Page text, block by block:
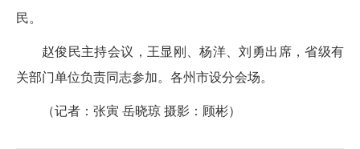
民。
赵俊民主持会议，王显刚、杨洋、刘勇出席，省级有
关部门单位负责同志参加。各州市设分会场。
（记者：张寅 岳晓琼 摄影：顾彬）